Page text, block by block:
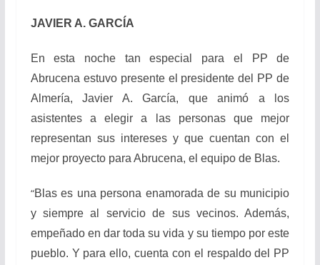
JAVIER A. GARCÍA
En esta noche tan especial para el PP de
Abrucena estuvo presente el presidente del PP de
Almería, Javier A. García, que animó a los
asistentes a elegir a las personas que mejor
representan sus intereses y que cuentan con el
mejor proyecto para Abrucena, el equipo de Blas.
“Blas es una persona enamorada de su municipio
y siempre al servicio de sus vecinos. Además,
empeñado en dar toda su vida y su tiempo por este
pueblo. Y para ello, cuenta con el respaldo del PP